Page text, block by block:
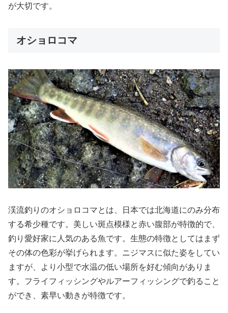
が大切です。
オショロコマ
渓流釣りのオショロコマとは、日本では北海道にのみ分布
する希少種です。美しい斑点模様と赤い腹部が特徴的で、
釣り愛好家に人気のある魚です。生態の特徴としてはまず
その体の色彩が挙げられます。ニジマスに似た姿をしてい
ますが、より小型で水温の低い場所を好む傾向がありま
す。フライフィッシングやルアーフィッシングで釣ること
ができ、素早い動きが特徴です。